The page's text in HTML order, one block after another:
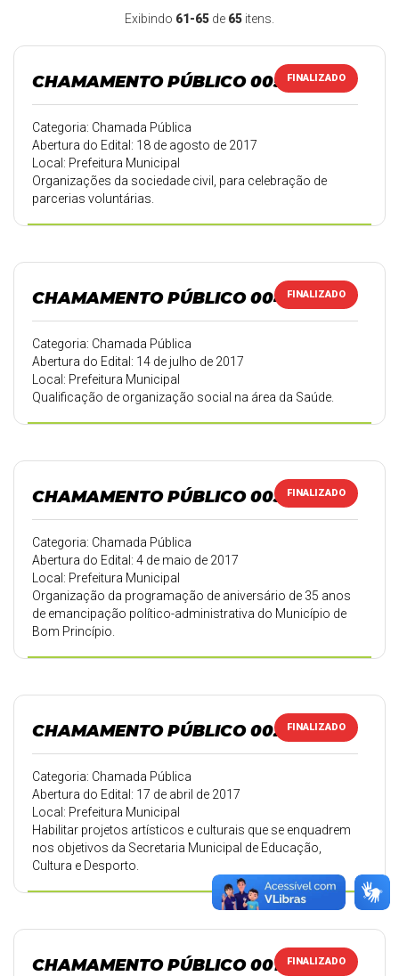
Exibindo 61-65 de 65 itens.
FINALIZADO
CHAMAMENTO PÚBLICO 005/2017
Categoria: Chamada Pública
Abertura do Edital: 18 de agosto de 2017
Local: Prefeitura Municipal
Organizações da sociedade civil, para celebração de
parcerias voluntárias.
FINALIZADO
CHAMAMENTO PÚBLICO 004/2017
Categoria: Chamada Pública
Abertura do Edital: 14 de julho de 2017
Local: Prefeitura Municipal
Qualificação de organização social na área da Saúde.
FINALIZADO
CHAMAMENTO PÚBLICO 003/2017
Categoria: Chamada Pública
Abertura do Edital: 4 de maio de 2017
Local: Prefeitura Municipal
Organização da programação de aniversário de 35 anos
de emancipação político-administrativa do Município de
Bom Princípio.
FINALIZADO
CHAMAMENTO PÚBLICO 002/2017
Categoria: Chamada Pública
Abertura do Edital: 17 de abril de 2017
Local: Prefeitura Municipal
Habilitar projetos artísticos e culturais que se enquadrem
nos objetivos da Secretaria Municipal de Educação,
Cultura e Desporto.
FINALIZADO
CHAMAMENTO PÚBLICO 001/2017